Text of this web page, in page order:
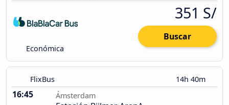
Económica
351 S/
Buscar
FlixBus 14h 40m
16:45 Ámsterdam